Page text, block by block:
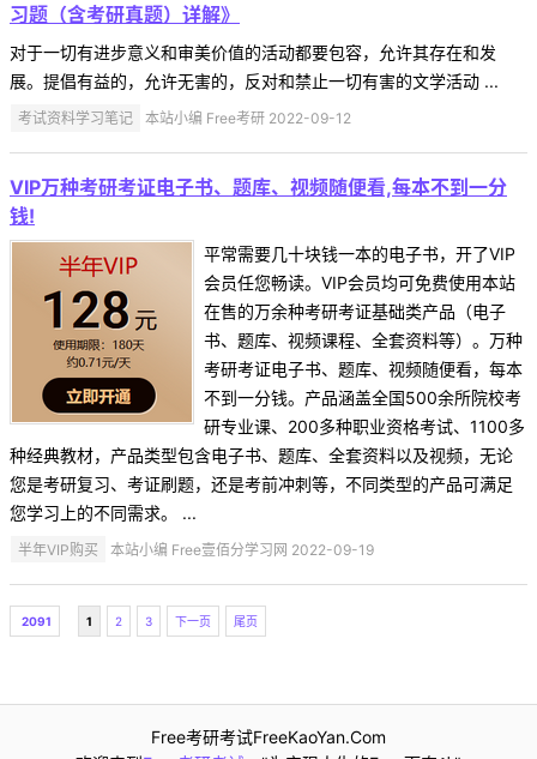
习题（含考研真题）详解》
对于一切有进步意义和审美价值的活动都要包容，允许其存在和发
展。提倡有益的，允许无害的，反对和禁止一切有害的文学活动 ...
考试资料学习笔记 本站小编 Free考研 2022-09-12
VIP万种考研考证电子书、题库、视频随便看,每本不到一分
钱!
平常需要几十块钱一本的电子书，开了VIP
会员任您畅读。VIP会员均可免费使用本站
在售的万余种考研考证基础类产品（电子
书、题库、视频课程、全套资料等）。万种
考研考证电子书、题库、视频随便看，每本
不到一分钱。产品涵盖全国500余所院校考
研专业课、200多种职业资格考试、1100多
种经典教材，产品类型包含电子书、题库、全套资料以及视频，无论
您是考研复习、考证刷题，还是考前冲刺等，不同类型的产品可满足
您学习上的不同需求。 ...
半年VIP购买 本站小编 Free壹佰分学习网 2022-09-19
2091 1 2 3 下一页 尾页
Free考研考试FreeKaoYan.Com